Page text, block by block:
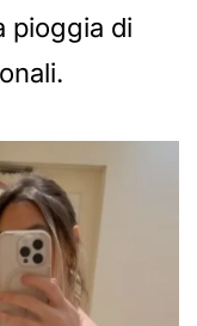
pioggia di